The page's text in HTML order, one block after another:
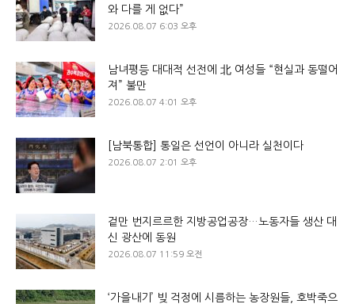
와 다를 게 없다”
2026.08.07 6:03 오후
남녀평등 대대적 선전에 北 여성들 “현실과 동떨어
져” 불만
2026.08.07 4:01 오후
[남북통합] 통일은 선언이 아니라 실천이다
2026.08.07 2:01 오후
겉만 번지르르한 지방공업공장…노동자들 생산 대
신 광산에 동원
2026.08.07 11:59 오전
‘가을내기’ 빚 걱정에 시름하는 농장원들, 호박죽으